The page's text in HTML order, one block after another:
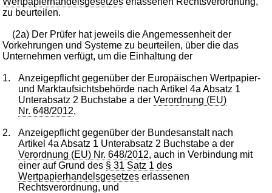
zu beurteilen.
(2a) Der Prüfer hat jeweils die Angemessenheit der
Vorkehrungen und Systeme zu beurteilen, über die das
Unternehmen verfügt, um die Einhaltung der
1.
Anzeigepflicht gegenüber der Europäischen Wertpapier-
und Marktaufsichtsbehörde nach Artikel 4a Absatz 1
Unterabsatz 2 Buchstabe a derVerordnung (EU)
Nr. 648/2012,
2.
Anzeigepflicht gegenüber der Bundesanstalt nach
Artikel 4a Absatz 1 Unterabsatz 2 Buchstabe a der
Verordnung (EU) Nr. 648/2012, auch in Verbindung mit
einer auf Grund des § 31 Satz 1 des
Wertpapierhandelsgesetzes erlassenen
Rechtsverordnung, und